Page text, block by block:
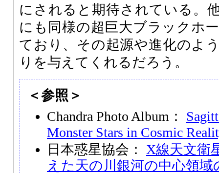
にされると期待されている。
にも同様の超巨大ブラックホ
ており、その起源や進化のよ
りを与えてくれるだろう。
＜参照＞
Chandra Photo Album：
Monster Stars in Cosmic
日本惑星協会： X線天文衛
えた天の川銀河の中心領